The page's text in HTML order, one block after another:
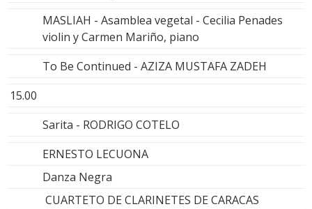
MASLIAH - Asamblea vegetal - Cecilia Penades
violin y Carmen Mariño, piano
To Be Continued - AZIZA MUSTAFA ZADEH
15.00
Sarita - RODRIGO COTELO
ERNESTO LECUONA
Danza Negra
CUARTETO DE CLARINETES DE CARACAS